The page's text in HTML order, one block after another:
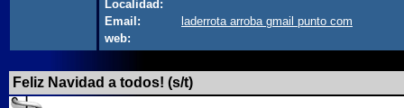
Localidad:
Email:
laderrota arroba gmail punto com
web:
Feliz Navidad a todos! (s/t)